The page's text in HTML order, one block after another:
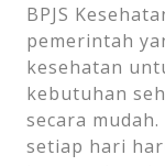
BPJS
pemerintah
kesehatan
kebutuhan
secara
setiap hari